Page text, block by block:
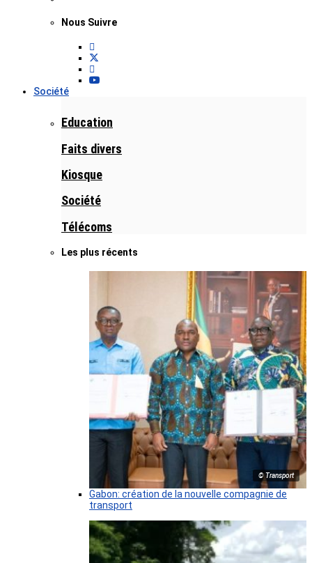
Nous Suivre
Société
Education
Faits divers
Kiosque
Société
Télécoms
Les plus récents
© Transport
Gabon: création de la nouvelle compagnie de
transport